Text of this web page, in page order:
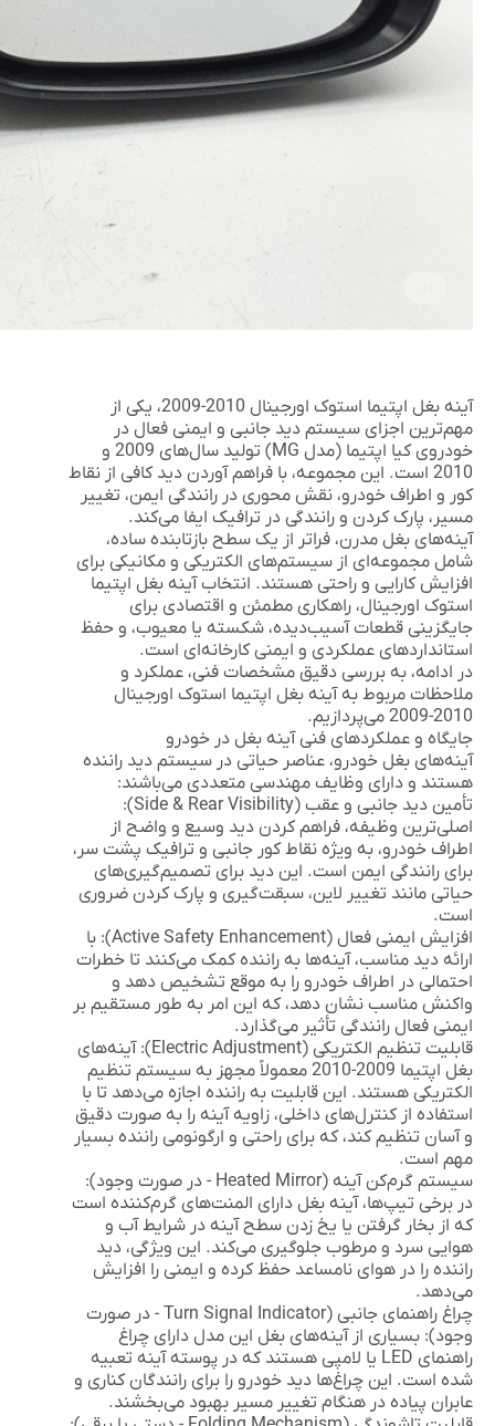
آینه بغل اپتیما استوک اورجینال 2010-2009
، یکی از
مهم‌ترین اجزای سیستم دید جانبی و ایمنی فعال در
خودروی کیا اپتیما (مدل MG) تولید سال‌های 2009 و
2010 است. این مجموعه، با فراهم آوردن دید کافی از نقاط
کور و اطراف خودرو، نقش محوری در رانندگی ایمن، تغییر
مسیر، پارک کردن و رانندگی در ترافیک ایفا می‌کند.
آینه‌های بغل مدرن، فراتر از یک سطح بازتابنده ساده،
شامل مجموعه‌ای از سیستم‌های الکتریکی و مکانیکی برای
افزایش کارایی و راحتی هستند. انتخاب آینه بغل اپتیما
استوک اورجینال، راهکاری مطمئن و اقتصادی برای
جایگزینی قطعات آسیب‌دیده، شکسته یا معیوب، و حفظ
استانداردهای عملکردی و ایمنی کارخانه‌ای است.
در ادامه، به بررسی دقیق مشخصات فنی، عملکرد و
ملاحظات مربوط بهآینه بغل اپتیما استوک اورجینال
2010-2009
می‌پردازیم.
جایگاه و عملکردهای فنی آینه بغل در خودرو
آینه‌های بغل خودرو، عناصر حیاتی در سیستم دید راننده
هستند و دارای وظایف مهندسی متعددی می‌باشند:
تأمین دید جانبی و عقب (Side & Rear Visibility):
اصلی‌ترین وظیفه، فراهم کردن دید وسیع و واضح از
اطراف خودرو، به ویژه نقاط کور جانبی و ترافیک پشت سر،
برای رانندگی ایمن است. این دید برای تصمیم‌گیری‌های
حیاتی مانند تغییر لاین، سبقت‌گیری و پارک کردن ضروری
است.
افزایش ایمنی فعال (Active Safety Enhancement):
با
ارائه دید مناسب، آینه‌ها به راننده کمک می‌کنند تا خطرات
احتمالی در اطراف خودرو را به موقع تشخیص دهد و
واکنش مناسب نشان دهد، که این امر به طور مستقیم بر
ایمنی فعال رانندگی تأثیر می‌گذارد.
قابلیت تنظیم الکتریکی (Electric Adjustment):
آینه‌های
بغل اپتیما 2009-2010 معمولاً مجهز به سیستم تنظیم
الکتریکی هستند. این قابلیت به راننده اجازه می‌دهد تا با
استفاده از کنترل‌های داخلی، زاویه آینه را به صورت دقیق
و آسان تنظیم کند، که برای راحتی و ارگونومی راننده بسیار
مهم است.
سیستم گرم‌کن آینه (Heated Mirror - در صورت وجود):
در برخی تیپ‌ها، آینه بغل دارای المنت‌های گرم‌کننده است
که از بخار گرفتن یا یخ زدن سطح آینه در شرایط آب و
هوایی سرد و مرطوب جلوگیری می‌کند. این ویژگی، دید
راننده را در هوای نامساعد حفظ کرده و ایمنی را افزایش
می‌دهد.
چراغ راهنمای جانبی (Turn Signal Indicator - در صورت
وجود): بسیاری از آینه‌های بغل این مدل دارای چراغ
راهنمای LED یا لامپی هستند که در پوسته آینه تعبیه
شده است. این چراغ‌ها دید خودرو را برای رانندگان کناری و
عابران پیاده در هنگام تغییر مسیر بهبود می‌بخشند.